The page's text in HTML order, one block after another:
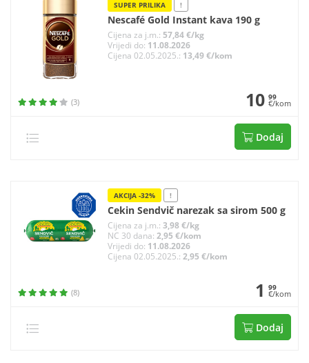
SUPER PRILIKA !
Nescafé Gold Instant kava 190 g
Cijena za j.m.: 57,84 €/kg
Vrijedi do: 11.08.2026
Cijena 02.05.2025.: 13,49 €/kom
(3) 10 99
€/kom
Dodaj
AKCIJA -32% !
Cekin Sendvič narezak sa sirom 500 g
Cijena za j.m.: 3,98 €/kg
NC 30 dana: 2,95 €/kom
Vrijedi do: 11.08.2026
Cijena 02.05.2025.: 2,95 €/kom
(8) 1 99
€/kom
Dodaj